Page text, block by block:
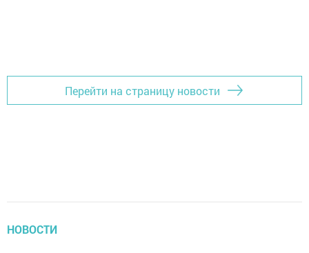
Перейти на страницу новости
НОВОСТИ